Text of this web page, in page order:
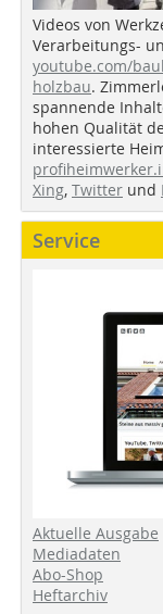
Videos von
Verarbeitungs-
youtube.com/
holzbau.
spannende
hohen Qualität
interessierte
Xing, Twitter und
Service
Aktuelle Ausgabe
Mediadaten
Abo-Shop
Heftarchiv